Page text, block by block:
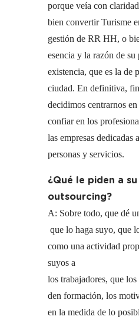
porque veía con
bien convertir Turisme
gestión de RR HH, o
esencia y la razón de su
existencia, que es la de
ciudad. En definitiva,
decidimos centrarnos
confiar en los
las empresas dedicadas
personas y servicios.
¿Qué le piden a
outsourcing?
A: Sobre todo, que dé
que lo haga suyo, que
como una actividad
suyos a
los trabajadores, que
den formación, los
en la medida de lo